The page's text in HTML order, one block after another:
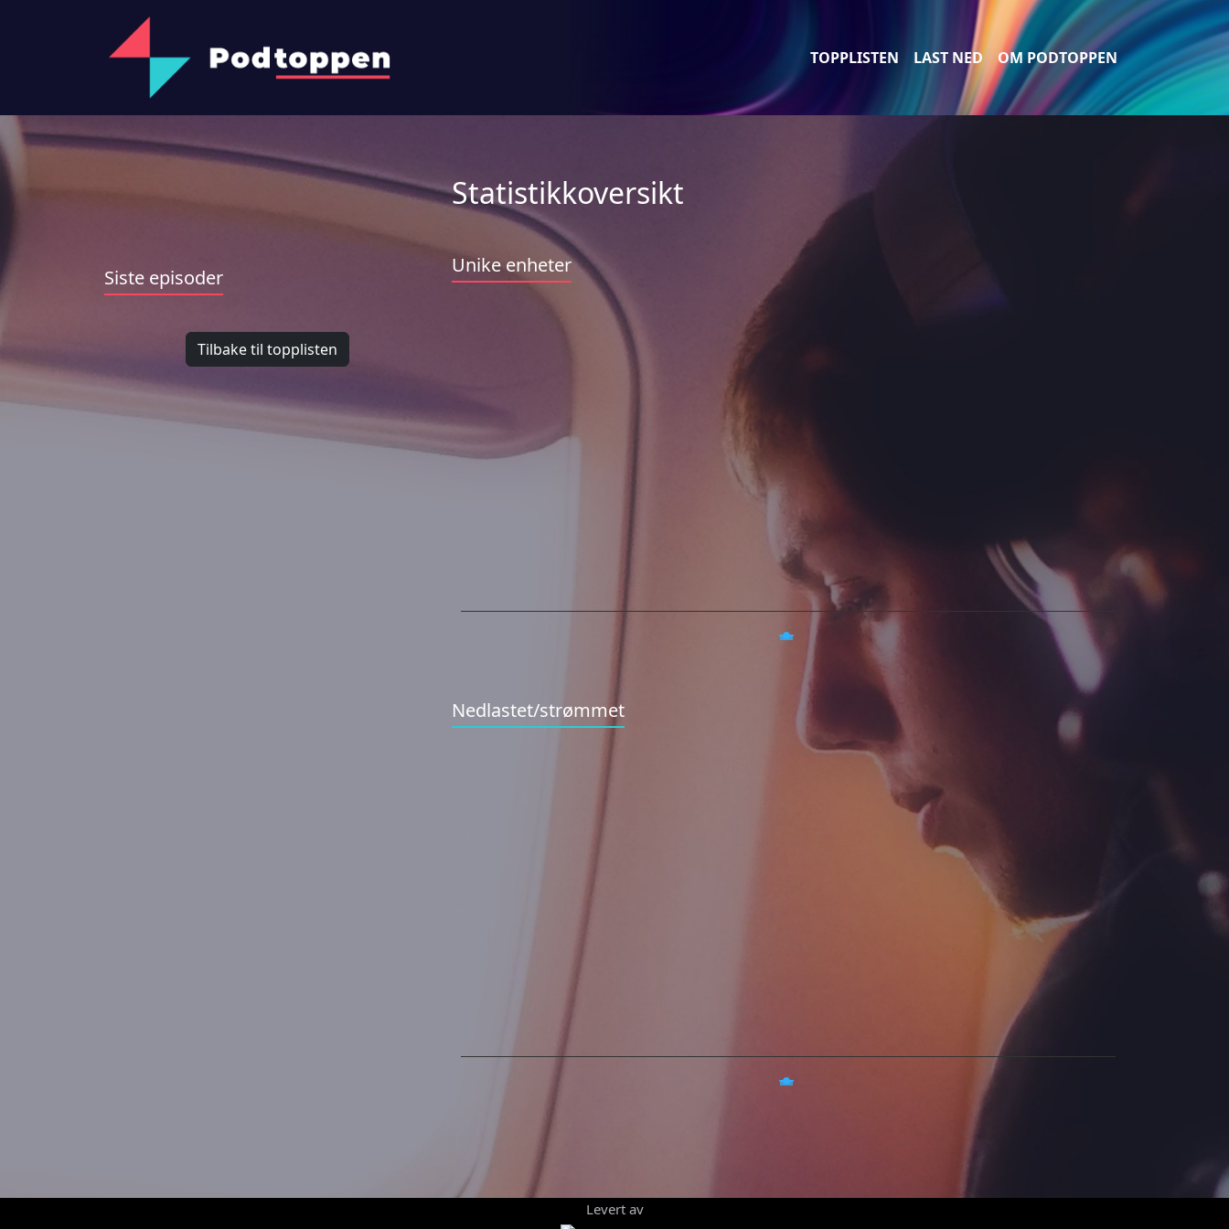
TOPPLISTEN LAST NED OM PODTOPPEN
Siste episoder
Statistikkoversikt
Unike enheter
Nedlastet/strømmet
Levert av